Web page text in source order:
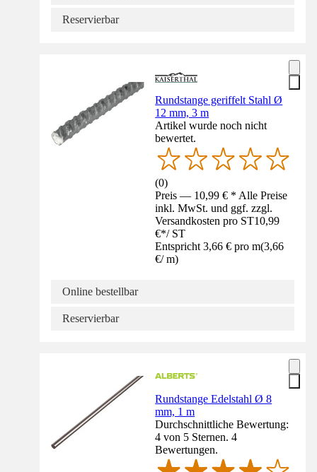
Reservierbar
Rundstange geriffelt Stahl Ø
12 mm, 3 m
Artikel wurde noch nicht
bewertet.
(0)
Preis — 10,99 € * Alle Preise
inkl. MwSt. und ggf. zzgl.
Versandkosten pro ST10,99
€*/ ST
Entspricht 3,66 € pro m(3,66
€/ m)
Online bestellbar
Reservierbar
Rundstange Edelstahl Ø 8
mm, 1 m
Durchschnittliche Bewertung:
4 von 5 Sternen. 4
Bewertungen.